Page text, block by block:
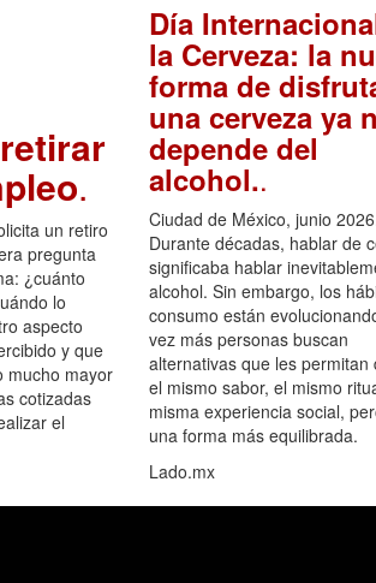
.
un retiro
pregunta
¿cuánto
lo
aspecto
y que
mucho mayor
cotizadas
el
Día
la Cerveza: la
forma de
una cerveza ya
depende del
alcohol..
Ciudad de México, junio
Durante décadas, hablar de
significaba hablar
alcohol. Sin embargo, los
consumo están
vez más personas buscan
alternativas que les permitan
el mismo sabor, el mismo
misma experiencia social,
una forma más equilibrada.
Lado.mx